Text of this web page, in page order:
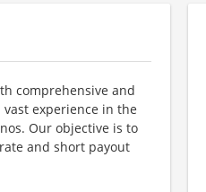
comprehensive and
experience in the
Our objective is to
and short payout